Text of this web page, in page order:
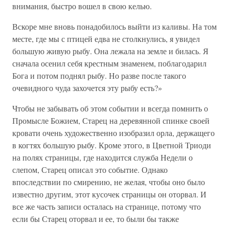
внимания, быстро вошел в свою келью.
Вскоре мне вновь понадобилось выйти из каливы. На том
месте, где мы с птицей едва не столкнулись, я увидел
большую живую рыбу. Она лежала на земле и билась. Я
сначала осенил себя крестным знаменем, поблагодарил
Бога и потом поднял рыбу. Но разве после такого
очевидного чуда захочется эту рыбу есть?»
Чтобы не забывать об этом событии и всегда помнить о
Промысле Божием, Старец на деревянной спинке своей
кровати очень художественно изобразил орла, держащего
в когтях большую рыбу. Кроме этого, в Цветной Триоди
на полях страницы, где находится служба Недели о
слепом, Старец описал это событие. Однако
впоследствии по смирению, не желая, чтобы оно было
известно другим, этот кусочек страницы он оторвал. И
все же часть записи осталась на странице, потому что
если бы Старец оторвал и ее, то были бы также